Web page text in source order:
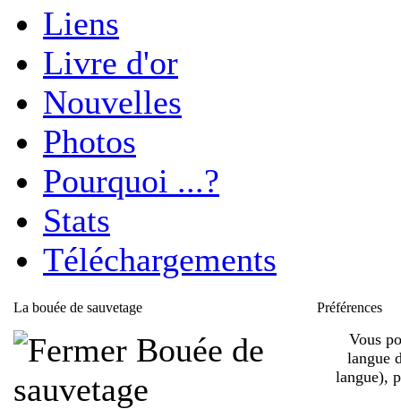
Liens
Livre d'or
Nouvelles
Photos
Pourquoi ...?
Stats
Téléchargements
La bouée de sauvetage
Bouée de
sauvetage
Préférences
Vous
langue
langue),